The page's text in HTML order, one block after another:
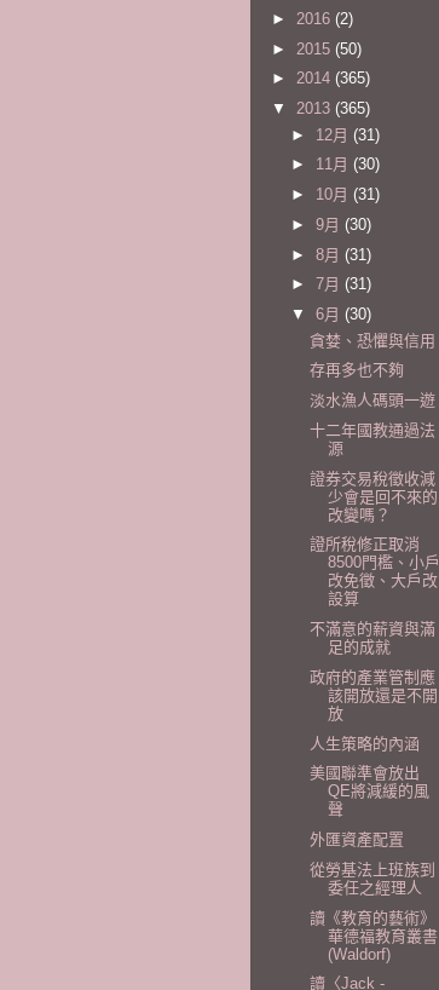
► 2016 (2)
► 2015 (50)
► 2014 (365)
▼ 2013 (365)
► 12月 (31)
► 11月 (30)
► 10月 (31)
► 9月 (30)
► 8月 (31)
► 7月 (31)
▼ 6月 (30)
貪婪、恐懼與信用
存再多也不夠
淡水漁人碼頭一遊
十二年國教通過法
源
證券交易稅徵收減
少會是回不來的
改變嗎？
證所稅修正取消
8500門檻、小戶
改免徵、大戶改
設算
不滿意的薪資與滿
足的成就
政府的產業管制應
該開放還是不開
放
人生策略的內涵
美國聯準會放出
QE將減緩的風
聲
外匯資產配置
從勞基法上班族到
委任之經理人
讀《教育的藝術》
華德福教育叢書
(Waldorf)
讀〈Jack -